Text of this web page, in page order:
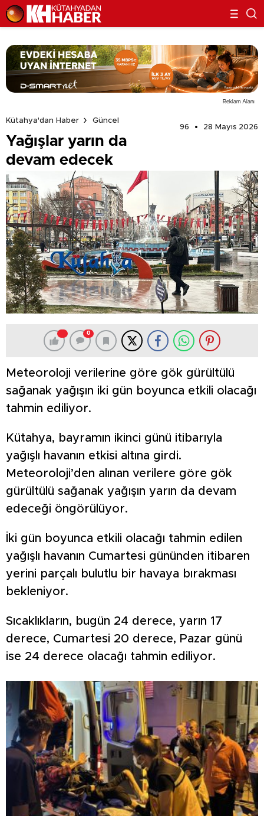
Reklam Alanı
Kütahya'dan Haber
Güncel
96
28 Mayıs 2026
Yağışlar yarın da
devam edecek
0
Meteoroloji verilerine göre gök gürültülü
sağanak yağışın iki gün boyunca etkili olacağı
tahmin ediliyor.
Kütahya, bayramın ikinci günü itibarıyla
yağışlı havanın etkisi altına girdi.
Meteoroloji’den alınan verilere göre gök
gürültülü sağanak yağışın yarın da devam
edeceği öngörülüyor.
İki gün boyunca etkili olacağı tahmin edilen
yağışlı havanın Cumartesi gününden itibaren
yerini parçalı bulutlu bir havaya bırakması
bekleniyor.
Sıcaklıkların, bugün 24 derece, yarın 17
derece, Cumartesi 20 derece, Pazar günü
ise 24 derece olacağı tahmin ediliyor.